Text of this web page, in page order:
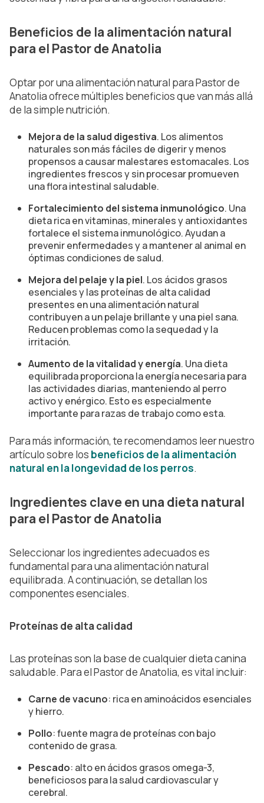
Beneficios de la alimentación natural
para el Pastor de Anatolia
Optar por una alimentación natural para Pastor de
Anatolia ofrece múltiples beneficios que van más allá
de la simple nutrición.
Mejora de la salud digestiva. Los alimentos
naturales son más fáciles de digerir y menos
propensos a causar malestares estomacales. Los
ingredientes frescos y sin procesar promueven
una flora intestinal saludable.
Fortalecimiento del sistema inmunológico. Una
dieta rica en vitaminas, minerales y antioxidantes
fortalece el sistema inmunológico. Ayudan a
prevenir enfermedades y a mantener al animal en
óptimas condiciones de salud.
Mejora del pelaje y la piel. Los ácidos grasos
esenciales y las proteínas de alta calidad
presentes en una alimentación natural
contribuyen a un pelaje brillante y una piel sana.
Reducen problemas como la sequedad y la
irritación.
Aumento de la vitalidad y energía. Una dieta
equilibrada proporciona la energía necesaria para
las actividades diarias, manteniendo al perro
activo y enérgico. Esto es especialmente
importante para razas de trabajo como esta.
Para más información, te recomendamos leer nuestro
artículo sobre los beneficios de la alimentación
natural en la longevidad de los perros.
Ingredientes clave en una dieta natural
para el Pastor de Anatolia
Seleccionar los ingredientes adecuados es
fundamental para una alimentación natural
equilibrada. A continuación, se detallan los
componentes esenciales.
Proteínas de alta calidad
Las proteínas son la base de cualquier dieta canina
saludable. Para el Pastor de Anatolia, es vital incluir:
Carne de vacuno: rica en aminoácidos esenciales
y hierro.
Pollo: fuente magra de proteínas con bajo
contenido de grasa.
Pescado: alto en ácidos grasos omega-3,
beneficiosos para la salud cardiovascular y
cerebral.